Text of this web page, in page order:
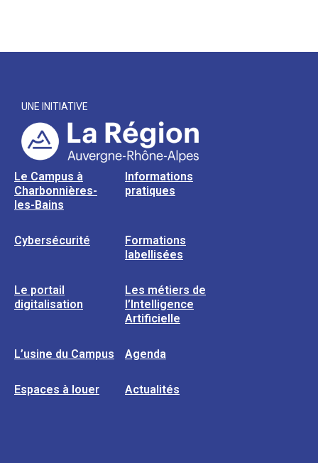
UNE INITIATIVE
Le Campus à
Charbonnières-
les-Bains
Informations
pratiques
Cybersécurité
Formations
labellisées
Le portail
digitalisation
Les métiers de
l’Intelligence
Artificielle
L’usine du Campus Agenda
Espaces à louer Actualités